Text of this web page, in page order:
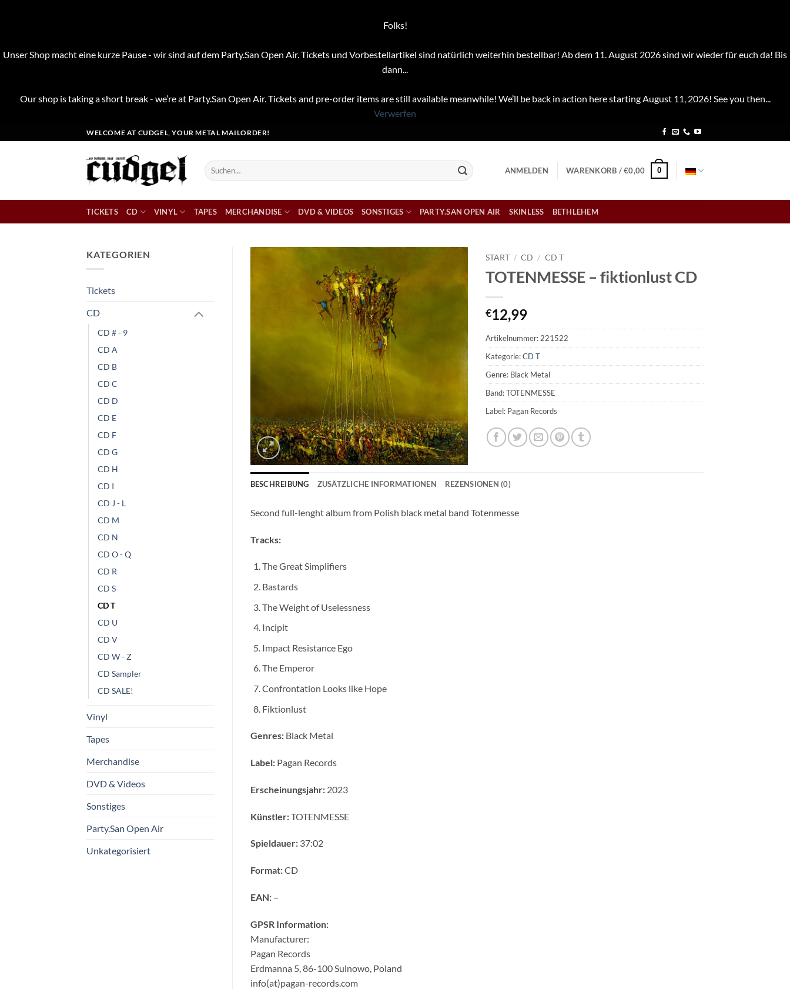
Folks!
Unser Shop macht eine kurze Pause - wir sind auf dem Party.San Open Air. Tickets und Vorbestellartikel sind natürlich weiterhin bestellbar! Ab dem 11. August 2026 sind wir wieder für euch da! Bis
dann...
Our shop is taking a short break - we’re at Party.San Open Air. Tickets and pre-order items are still available meanwhile! We’ll be back in action here starting August 11, 2026! See you then...
Verwerfen
Inhalt
WELCOME AT CUDGEL, YOUR METAL MAILORDER!
Suchen
nach:
ANMELDEN WARENKORB /€0,00 0
TICKETS CD VINYL TAPES MERCHANDISE DVD & VIDEOS SONSTIGES PARTY.SAN OPEN AIR SKINLESS BETHLEHEM
KATEGORIEN
Tickets
CD
CD # - 9
CD A
CD B
CD C
CD D
CD E
CD F
CD G
CD H
CD I
CD J - L
CD M
CD N
CD O - Q
CD R
CD S
CD T
CD U
CD V
CD W - Z
CD Sampler
CD SALE!
Vinyl
Tapes
Merchandise
DVD & Videos
Sonstiges
Party.San Open Air
Unkategorisiert
START / CD / CD T
TOTENMESSE – fiktionlust CD
€12,99
Artikelnummer: 221522
Kategorie:CD T
Genre: Black Metal
Band: TOTENMESSE
Label: Pagan Records
BESCHREIBUNG ZUSÄTZLICHE INFORMATIONEN REZENSIONEN (0)
Second full-lenght album from Polish black metal band Totenmesse
Tracks:
The Great Simplifiers
Bastards
The Weight of Uselessness
Incipit
Impact Resistance Ego
The Emperor
Confrontation Looks like Hope
Fiktionlust
Genres:Black Metal
Label:Pagan Records
Erscheinungsjahr:2023
Künstler:TOTENMESSE
Spieldauer:37:02
Format:CD
EAN:–
GPSR Information:
Manufacturer:
Pagan Records
Erdmanna 5, 86-100 Sulnowo, Poland
info(at)pagan-records.com